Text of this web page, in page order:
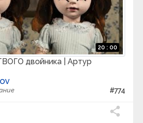
20 : 00
двойника | Артур
#774